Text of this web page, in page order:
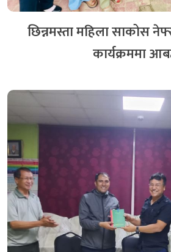
सहकारीको डिजिटल
नेफ्स्कूनद्वारा AI in Cooperative
३ दिन अगाडि
उद्यम–उद्यमी मेट्रिक्स नक्साङ्कन
नेफ्स्कूनद्धारा सनराईज साकोसमा
३ दिन अगाडि
छिन्नमस्ता महिला साकोस
कार्यक्रममा